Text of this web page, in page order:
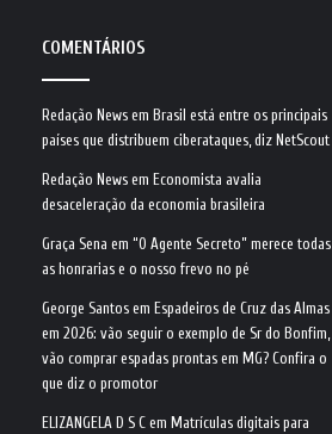
COMENTÁRIOS
Redação News em Brasil está entre os principais
países que distribuem ciberataques, diz NetScout
Redação News em Economista avalia
desaceleração da economia brasileira
Graça Sena em“O Agente Secreto” merece todas
as honrarias e o nosso frevo no pé
George Santos em Espadeiros de Cruz das Almas
em 2026: vão seguir o exemplo de Sr do Bonfim,
vão comprar espadas prontas em MG? Confira o
que diz o promotor
ELIZANGELA D S C em Matrículas digitais para